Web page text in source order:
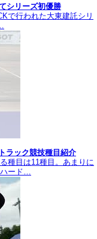
シリーズ初優勝
で行われた大東建託シリ
ラック競技種目紹介
種目は11種目。あまりに
ード…